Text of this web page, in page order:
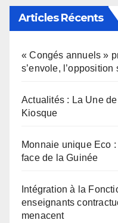
Articles Récents
« Congés annuels »
s’envole, l’opposition
Actualités : La Une
Kiosque
Monnaie unique Eco
face de la Guinée
Intégration à la
enseignants
menacent